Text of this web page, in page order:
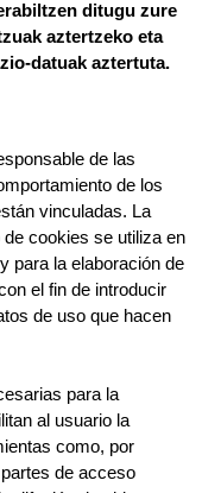
727 206
Elkarteak garatu
ditugu zure
aztertzeko eta
datuak aztertuta.
de las
de los
vinculadas. La
cookies se utiliza en
para la elaboración de
el fin de introducir
de uso que hacen
para la
al usuario la
como, por
de acceso